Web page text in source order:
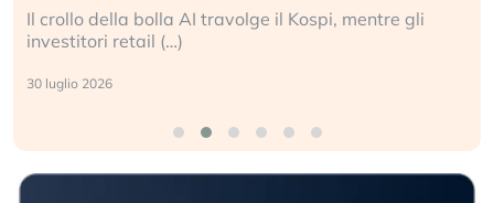
Il crollo della bolla AI travolge il Kospi, mentre gli
investitori retail (…)
30 luglio 2026